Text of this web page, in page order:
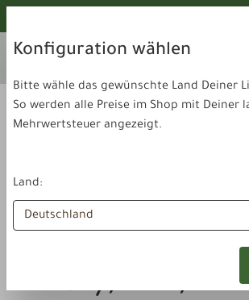
Ihr aktuelles Lieferland:
Näpfe &
Konfiguration wählen
Bitte wähle das gewünschte Land Deiner
So werden alle Preise im Shop mit Deiner
Mehrwertsteuer angezeigt.
Land: